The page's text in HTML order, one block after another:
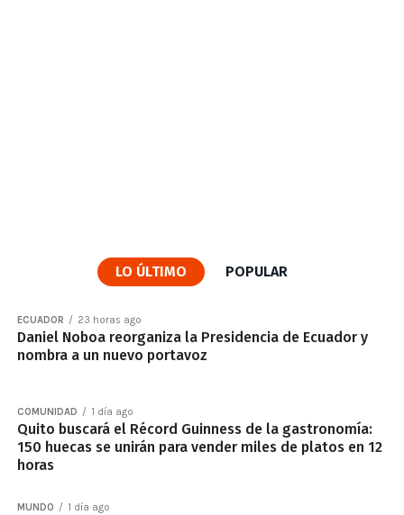
LO ÚLTIMO POPULAR
ECUADOR 23 horas ago
Daniel Noboa reorganiza la Presidencia de Ecuador y
nombra a un nuevo portavoz
COMUNIDAD 1 día ago
Quito buscará el Récord Guinness de la gastronomía:
150 huecas se unirán para vender miles de platos en 12
horas
MUNDO 1 día ago